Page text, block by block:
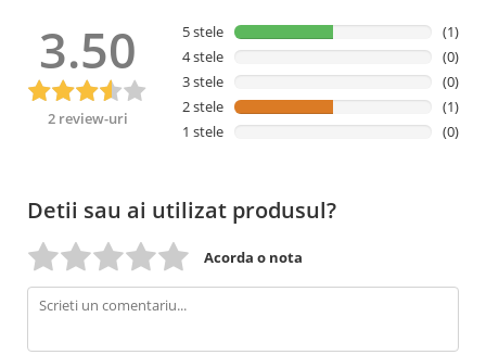
3.50
2 review-uri
5 stele
(1)
4 stele
(0)
3 stele
(0)
2 stele
(1)
1 stele
(0)
Detii sau ai utilizat produsul?
Acorda o nota